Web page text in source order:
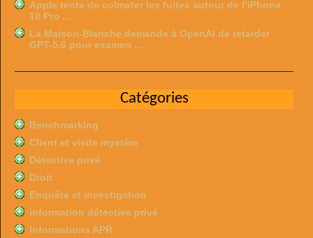
Apple tente de colmater les fuites autour de l’iPhone
18 Pro …
La Maison-Blanche demande à OpenAI de retarder
GPT-5.6 pour examen …
Catégories
Benchmarking
Client et visite mystère
Détective privé
Droit
Enquête et investigation
information détective privé
Informations APR